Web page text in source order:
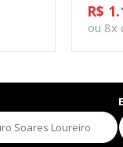
R$
ou 8x